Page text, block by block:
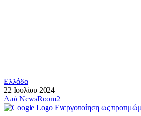
Ελλάδα
22 Ιουλίου 2024
Από NewsRoom2
Ενεργοποίηση ως